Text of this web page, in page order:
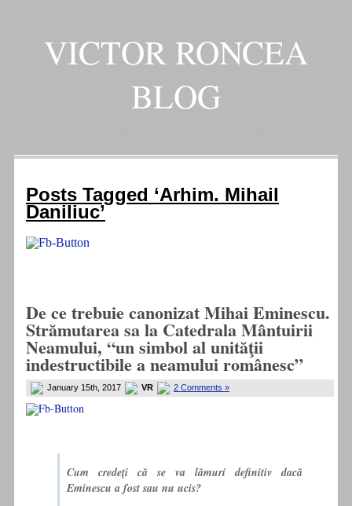
VICTOR RONCEA
BLOG
Posts Tagged ‘Arhim. Mihail
Daniliuc’
De ce trebuie canonizat Mihai Eminescu.
Strămutarea sa la Catedrala Mântuirii
Neamului, “un simbol al unităţii
indestructibile a neamului românesc”
January 15th, 2017 VR 2 Comments »
Cum credeți că se va lămuri definitiv dacă
Eminescu a fost sau nu ucis?